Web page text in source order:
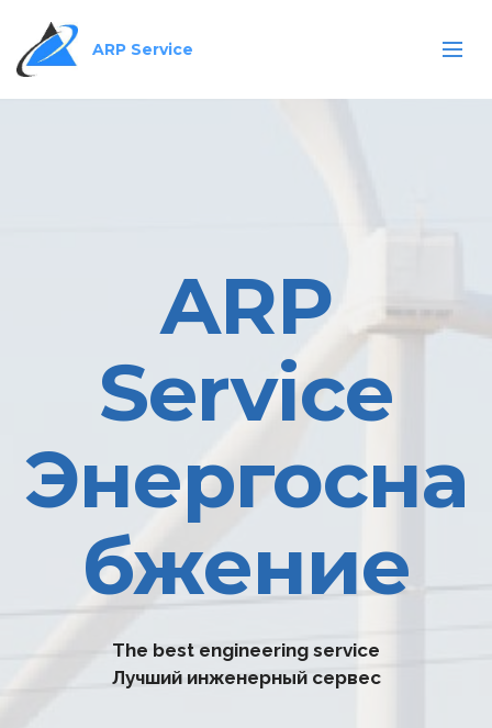
ARP Service
ARP
Service
Энергосна
бжение
The best engineering service
Лучший инженерный сервес